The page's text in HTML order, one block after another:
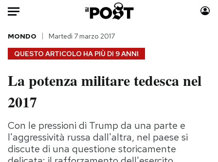
Auto
HOME
Italia
Politica
Tecnologia
Internet
Scienza
Moda
Storie/Idee
Ok Boomer!
Media
QUESTO ARTICOLO HA PIÙ DI 9 ANNI
MONDO Martedì 7 marzo 2017
La potenza militare tedesca nel
2017
Con le pressioni di Trump da una parte e
l'aggressività russa dall'altra, nel paese si
discute di una questione storicamente